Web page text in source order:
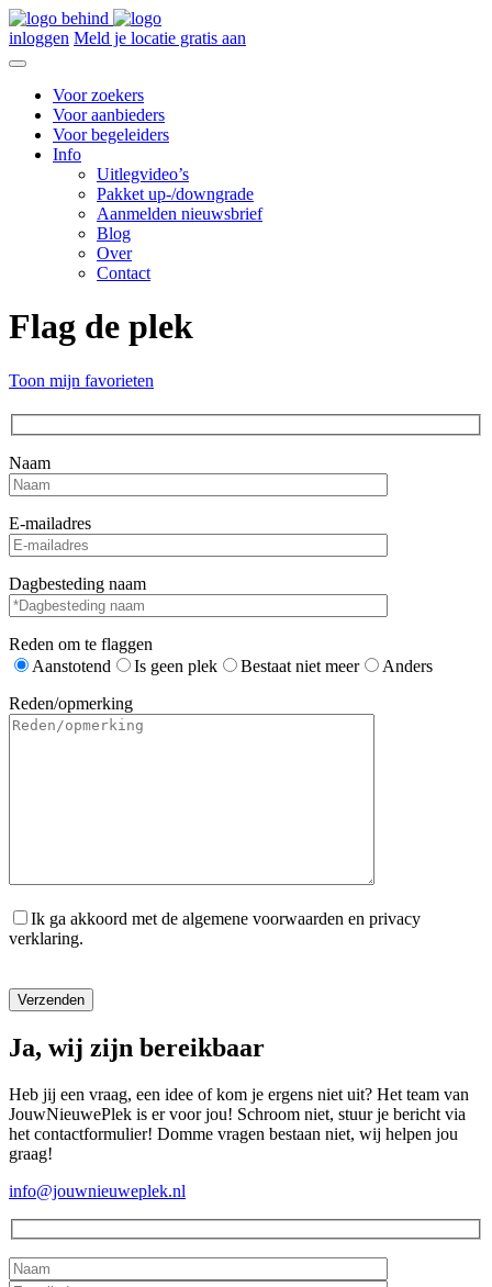
inloggen Meld je locatie gratis aan
Voor zoekers
Voor aanbieders
Voor begeleiders
Info
Uitlegvideo’s
Pakket up-/downgrade
Aanmelden nieuwsbrief
Blog
Over
Contact
Flag de plek
Toon mijn favorieten
Naam
E-mailadres
Dagbesteding naam
Reden om te flaggen
Aanstotend
Is geen plek Bestaat niet meer
Anders
Reden/opmerking
Ik ga akkoord met de algemene voorwaarden en privacy
verklaring.
Ja, wij zijn bereikbaar
Heb jij een vraag, een idee of kom je ergens niet uit? Het team van
JouwNieuwePlek is er voor jou! Schroom niet, stuur je bericht via
het contactformulier! Domme vragen bestaan niet, wij helpen jou
graag!
info@jouwnieuweplek.nl